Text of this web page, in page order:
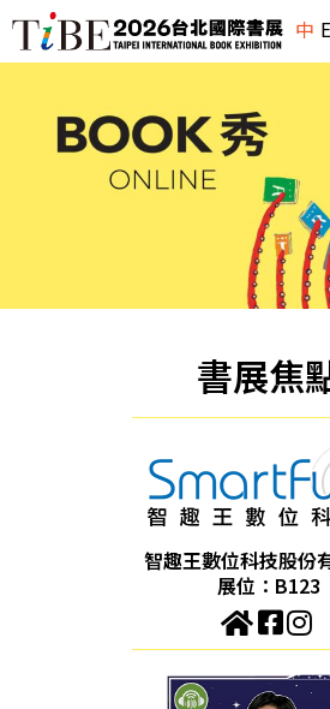
中
書展焦
智趣王數位科技股份
展位：B123